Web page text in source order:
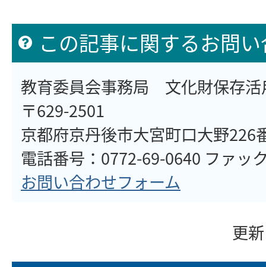
この記事に関するお問
教育委員会事務局 文化財保存活
〒629-2501
京都府京丹後市大宮町口大野226
電話番号：0772-69-0640 ファッ
お問い合わせフォーム
更